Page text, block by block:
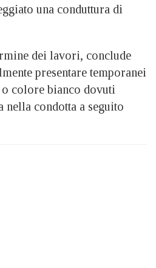
una conduttura di
dei lavori, conclude
presentare temporanei
colore bianco dovuti
condotta a seguito